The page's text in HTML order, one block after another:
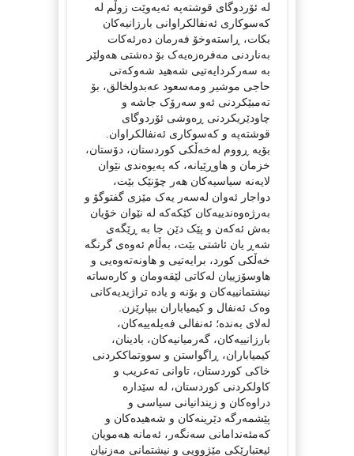
لە ئۆردوگای قوشتەپە ئەیەوێت زوڵم لە
کەسوکاری ئەنفالکراوانی بارزانیەکان
بکات، ڕاستەوخۆ فەرمان دەرئەکات
بەناردنی مەفرەزەیەک بۆ دەشتی ھەولێر
بە سەرکردایەتیی شەھید شەوکەتی
حاجی موشیر ومەسعود عەبدولخالق، بۆ
تەمبێکردنی ئەو سەرۆک جاشە و
چاودێریکردنی ڕەوشی ئۆردوگای
قوشتەپە و کەسوکاری ئەنفالکراوان.
بۆیە ڕووم لەخەڵکی کوردستان، دۆستان،
خزمان و ھاوڕێیانە، کە پەیوەندی نێوان
لایەنە سیاسیەکان ھەر چۆنێک بێت،
دواجار ئەوان لەسەر یەک مێزی گفتوگۆ و
بەرژەوەندییەکان کێکەکە لە نێوان خۆیان
بەش ئەکەن و پێک دێن جا بە ڕێگەی
شەڕ یان ئاشتی بێت، بەڵام ئەوەی گرنگە
خەڵکی کورد، برایەتیی و ھاونەتەوەیی و
ھاوسۆزییان لەکاتی لێقەومان و کارەساتە
نیشتمانییەکان و بۆنە و یادە تراژیدیەکانی
وەک ئەنفال و کیمیاباران ببپارێزن.
لەلای بەندە؛ ئەنفالی فەیلەییەکان،
بارزانییەکان، گەرمیانیەکان، بادینان،
کیمیاباران، ڕاگواستن و سووتماککردنی
خاکی کوردستان، تاوانی تەعریب و
کاولکردنی کوردستان، لە سێدارە
دراوەکان و زیندانیانی سیاسی و
پێشمەرگە دێرینەکان و شەھیدەکان و
کەمئەندامانی سەنگەر، ئەمانە ھەمویان
ئیعتبارێکی مێژوویی و نیشتمانی مەزنیان